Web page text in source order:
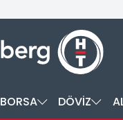
BORSA DÖVİZ